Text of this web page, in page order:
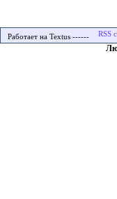
Работает на Textus ------